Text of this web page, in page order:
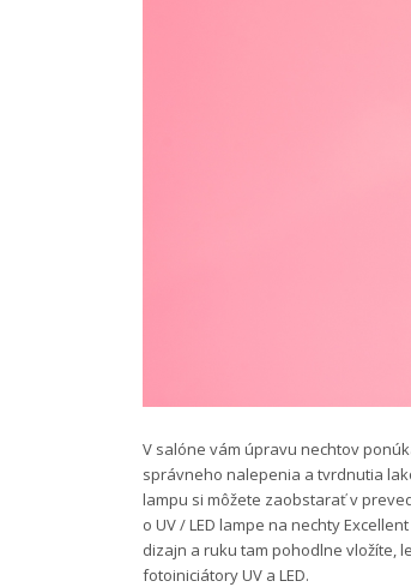
V salóne vám úpravu nechtov
správneho nalepenia a tvrdnutia
lampu si môžete zaobstarať v
o UV / LED lampe na nechty
dizajn a ruku tam pohodlne vložíte,
fotoiniciátory UV a LED.